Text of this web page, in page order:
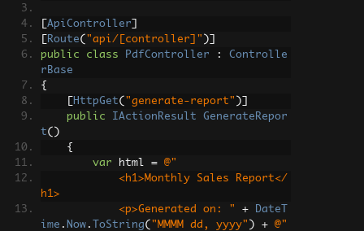
ApiController
Route( "api/[controller]" )]
public
class PdfController :
Controlle
rBase
{
HttpGet( "generate-report" )]
public
IActionResult
GenerateRepor
t()
{
var html =
@"
h1>
            <p>Generated on: "
+
DateT
ime . Now . ToString( "MMMM dd, yyyy" ) +
@"